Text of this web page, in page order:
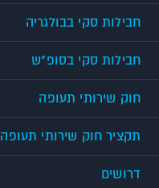
חבילות סקי בבולגריה
חבילות סקי בסופ"ש
חוק שירותי תעופה
תקציר חוק שירותי תעופה
דרושים